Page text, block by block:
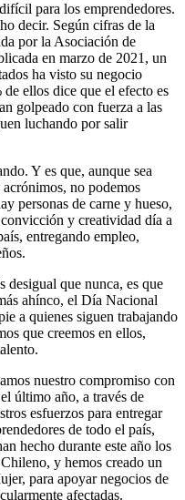
para los emprendedores.
decir. Según cifras de la
por la Asociación de
en marzo de 2021, un
ha visto su negocio
ellos dice que el efecto es
golpeado con fuerza a las
luchando por salir
Y es que, aunque sea
no podemos
personas de carne y hueso,
y creatividad día a
entregando empleo,
desigual que nunca, es que
ahínco, el Día Nacional
a quienes siguen trabajando
que creemos en ellos,
nuestro compromiso con
último año, a través de
esfuerzos para entregar
de todo el país,
hecho durante este año los
y hemos creado un
para apoyar negocios de
afectadas.